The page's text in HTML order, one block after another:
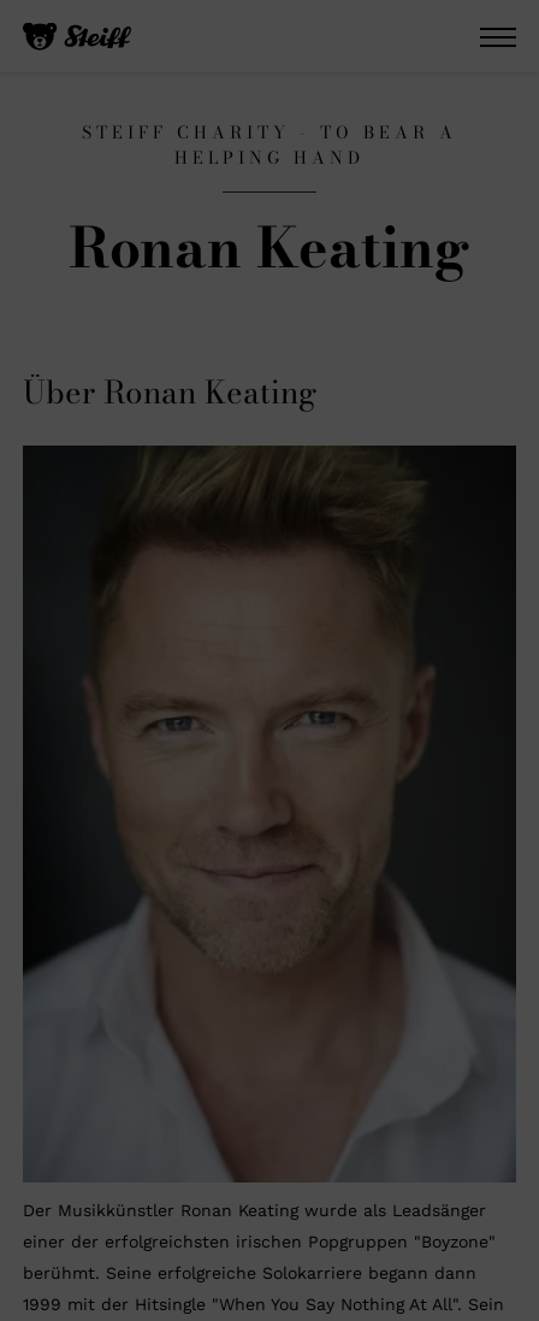
STEIFF CHARITY - TO BEAR A
HELPING HAND
Ronan Keating
Über Ronan Keating
Der Musikkünstler Ronan Keating wurde als Leadsänger
einer der erfolgreichsten irischen Popgruppen "Boyzone"
berühmt. Seine erfolgreiche Solokarriere begann dann
1999 mit der Hitsingle "When You Say Nothing At All". Sein